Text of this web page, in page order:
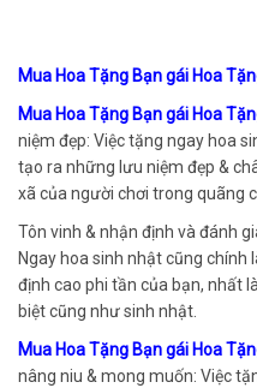
Mua Hoa Tặng Bạn gái Hoa
Mua Hoa Tặng Bạn gái Hoa
niệm đẹp: Việc tặng ngay hoa
tạo ra những lưu niệm đẹp &
xã của người chơi trong quãng
Tôn vinh & nhận định và đánh
Ngay hoa sinh nhật cũng
định cao phi tần của bạn, nhất
biệt cũng như sinh nhật.
Mua Hoa Tặng Bạn gái Hoa
nâng niu & mong muốn: Việc